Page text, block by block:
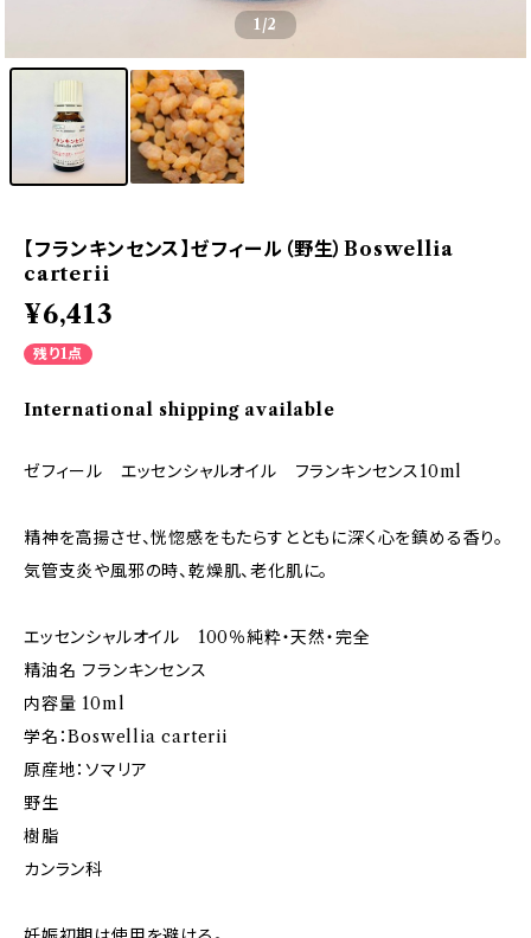
1/2
【フランキンセンス】ゼフィール（野生）Boswellia
carterii
¥6,413
残り1点
International shipping available
ゼフィール エッセンシャルオイル フランキンセンス10ml
精神を高揚させ、恍惚感をもたらすとともに深く心を鎮める香り。
気管支炎や風邪の時、乾燥肌、老化肌に。
エッセンシャルオイル 100％純粋・天然・完全
精油名 フランキンセンス
内容量 10ml
学名：Boswellia carterii
原産地：ソマリア
野生
樹脂
カンラン科